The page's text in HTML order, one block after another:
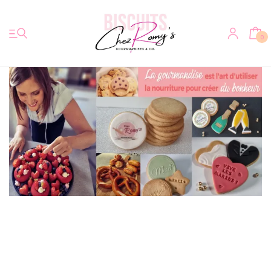
0
Accueil
Biscuits
Votre photo sur biscuit